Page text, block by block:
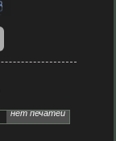
нет печатей